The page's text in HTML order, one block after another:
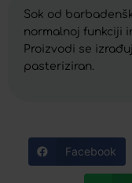
Sok od
normalnoj funkciji
Proizvodi se
pasteriziran.
Facebook